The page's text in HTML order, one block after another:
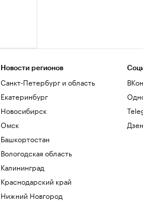
Новости регионов
Санкт-Петербург и область
Екатеринбург
Новосибирск
Омск
Башкортостан
Вологодская область
Калининград
Краснодарский край
Нижний Новгород
Дзен